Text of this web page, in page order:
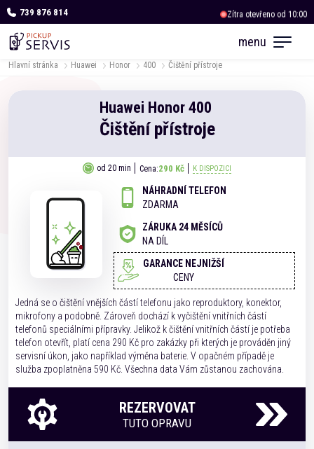
739 876 814
Zítra otevřeno od 10:00
menu
Hlavní stránka Huawei Honor 400 Čištění přístroje
Huawei Honor 400
Čištění přístroje
od 20 min Cena:290 Kč K DISPOZICI
NÁHRADNÍ TELEFON
ZDARMA
ZÁRUKA 24 MĚSÍCŮ
NA DÍL
GARANCE NEJNIŽŠÍ
CENY
Jedná se o čištění vnějších částí telefonu jako reproduktory, konektor,
mikrofony a podobně. Zároveň dochází k vyčištění vnitřních částí
telefonů speciálními přípravky. Jelikož k čištění vnitřních částí je potřeba
telefon otevřít, platí cena 290 Kč pro zakázky při kterých je prováděn jiný
servisní úkon, jako například výměna baterie. V opačném případě je
služba zpoplatněna 590 Kč. Všechna data Vám zůstanou zachována.
REZERVOVAT
TUTO OPRAVU